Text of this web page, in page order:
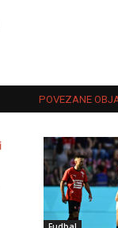
POVEZANE